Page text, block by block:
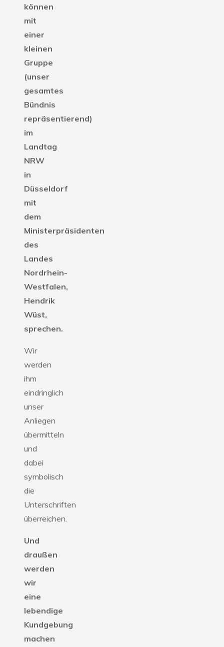
können
mit
einer
kleinen
Gruppe
(unser
gesamtes
Bündnis
repräsentierend)
im
Landtag
NRW
in
Düsseldorf
mit
dem
Ministerpräsidenten
des
Landes
Nordrhein-
Westfalen,
Hendrik
Wüst,
sprechen.
Wir
werden
ihm
eindringlich
unser
Anliegen
übermitteln
und
dabei
symbolisch
die
Unterschriften
überreichen.
Und
draußen
werden
wir
eine
lebendige
Kundgebung
machen